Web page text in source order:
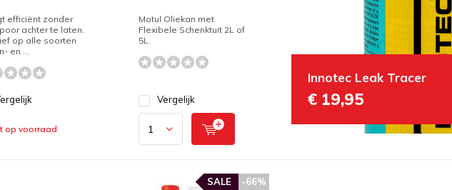
efficiënt zonder
achter te laten.
op alle soorten
en ...
op voorraad
Motul Oliekan met
Flexibele Schenktuit 2L of
5L.
Vergelijk
Innotec Leak Tracer
€ 19,95
-66%
SALE